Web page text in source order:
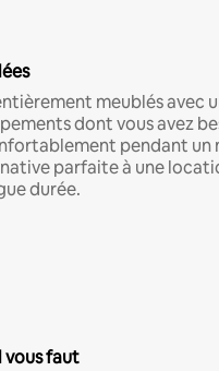
meublés avec
dont vous avez
pendant un
parfaite à une
durée.
vous faut